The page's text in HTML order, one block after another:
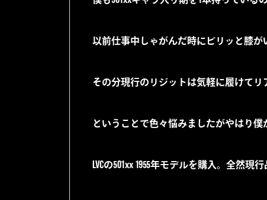
以前仕事中しゃがんだ時にビリッと膝
その分現行のリジットは気軽に履けてリ
ということで色々悩みましたがやはり僕
LVCの501xx 1955年モデルを購入。全然